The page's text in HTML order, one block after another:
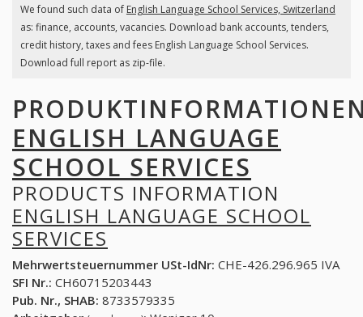
We found such data of English Language School Services, Switzerland
as: finance, accounts, vacancies. Download bank accounts, tenders,
credit history, taxes and fees English Language School Services.
Download full report as zip-file.
ENGLISH LANGUAGE
SCHOOL SERVICES
PRODUCTS INFORMATION
ENGLISH LANGUAGE SCHOOL
SERVICES
Mehrwertsteuernummer USt-IdNr: CHE-426.296.965 IVA
SFI Nr.: CH60715203443
Pub. Nr., SHAB: 8733579335